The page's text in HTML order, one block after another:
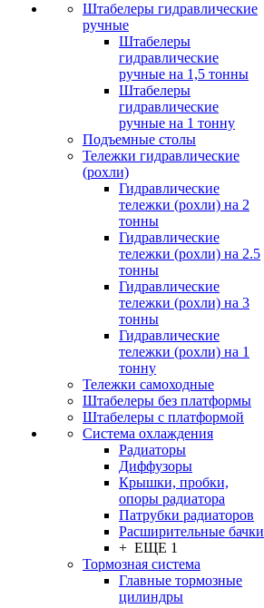
Штабелеры гидравлические
ручные
Штабелеры
гидравлические
ручные на 1,5 тонны
Штабелеры
гидравлические
ручные на 1 тонну
Подъемные столы
Тележки гидравлические
(рохли)
Гидравлические
тележки (рохли) на 2
тонны
Гидравлические
тележки (рохли) на 2.5
тонны
Гидравлические
тележки (рохли) на 3
тонны
Гидравлические
тележки (рохли) на 1
тонну
Тележки самоходные
Штабелеры без платформы
Штабелеры с платформой
Система охлаждения
Радиаторы
Диффузоры
Крышки, пробки,
опоры радиатора
Патрубки радиаторов
Расширительные бачки
+ ЕЩЕ 1
Тормозная система
Главные тормозные
цилиндры